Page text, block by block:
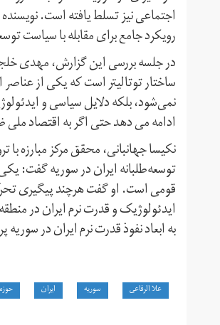
اجتماعی نیز تسلط یافته است.
رویکرد جامع برای مقابله با سیاست
در جلسه بررسی این گزارش، مهدی
ساختار توتالیتر است که یکی از
نمی‌شود، بلکه دلایل سیاسی و
ادامه می دهد حتی اگر به اقتصاد ملی
نکیسا جهانبانی، محقق مرکز مبارزه
توسعه‌طلبانه ایران در سوریه گفت:
قومی است. او گفت هرچند پیگیری
ایدئولوژیک و قدرت نرم ایران در
به ابعاد نفوذ قدرت نرم ایران در
علا الرفاعی سوریه ایران